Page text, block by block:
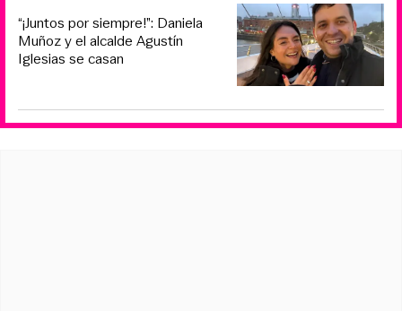
“¡Juntos por siempre!”: Daniela
Muñoz y el alcalde Agustín
Iglesias se casan